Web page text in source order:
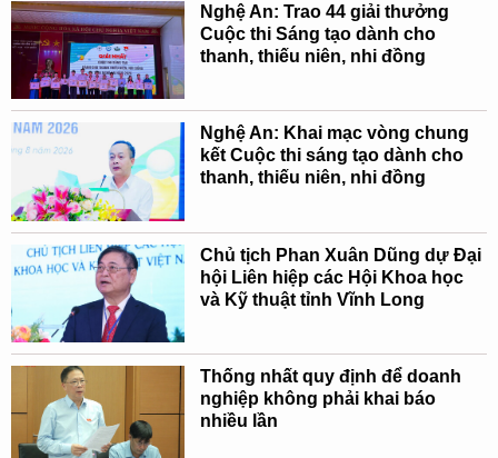
Nghệ An: Trao 44 giải thưởng
Cuộc thi Sáng tạo dành cho
thanh, thiếu niên, nhi đồng
Nghệ An: Khai mạc vòng chung
kết Cuộc thi sáng tạo dành cho
thanh, thiếu niên, nhi đồng
Chủ tịch Phan Xuân Dũng dự Đại
hội Liên hiệp các Hội Khoa học
và Kỹ thuật tỉnh Vĩnh Long
Thống nhất quy định để doanh
nghiệp không phải khai báo
nhiều lần